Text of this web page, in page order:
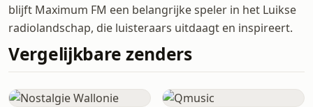
blijft Maximum FM een belangrijke speler in het Luikse
radiolandschap, die luisteraars uitdaagt en inspireert.
Vergelijkbare zenders